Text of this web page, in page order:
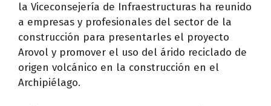
la Viceconsejería de Infraestructuras ha reunido
a empresas y profesionales del sector de la
construcción para presentarles el proyecto
Arovol y promover el uso del árido reciclado de
origen volcánico en la construcción en el
Archipiélago.